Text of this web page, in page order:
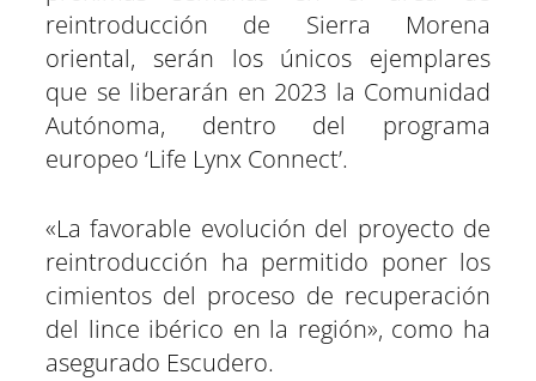
reintroducción de Sierra Morena
oriental, serán los únicos ejemplares
que se liberarán en 2023 la Comunidad
Autónoma, dentro del programa
europeo ‘Life Lynx Connect’.
«La favorable evolución del proyecto de
reintroducción ha permitido poner los
cimientos del proceso de recuperación
del lince ibérico en la región», como ha
asegurado Escudero.